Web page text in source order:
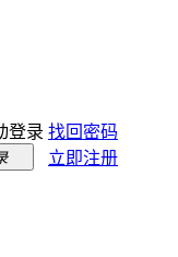
登录 找回密码
立即注册